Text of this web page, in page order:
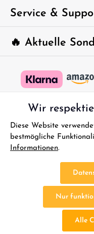
🔥 Aktuelle
Service &
ggf.
FAQ - Sofort Hilfe
AGB
Wir
Diese Website
bestmögliche
Informationen.
Nur
Alle